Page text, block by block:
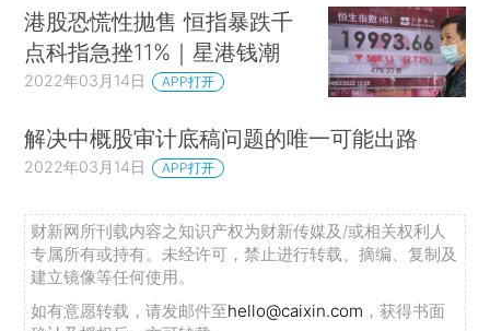
港股恐慌性抛售 恒指暴跌千
点科指急挫11%｜星港钱潮
2022年03月14日 APP打开
解决中概股审计底稿问题的唯一可能出路
2022年03月14日 APP打开
财新网所刊载内容之知识产权为财新传媒及/或相关权利人
专属所有或持有。未经许可，禁止进行转载、摘编、复制及
建立镜像等任何使用。
如有意愿转载，请发邮件至hello@caixin.com ，获得书面